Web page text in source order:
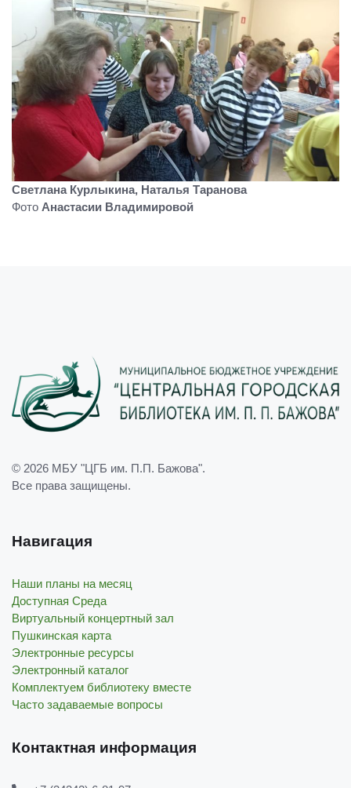
Светлана Курлыкина, Наталья Таранова
Фото Анастасии Владимировой
© 2026 МБУ "ЦГБ им. П.П. Бажова".
Все права защищены.
Навигация
Наши планы на месяц
Доступная Среда
Виртуальный концертный зал
Пушкинская карта
Электронные ресурсы
Электронный каталог
Комплектуем библиотеку вместе
Часто задаваемые вопросы
Контактная информация